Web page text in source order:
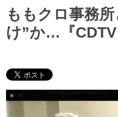
ももクロ事務
け”か…『CDTV